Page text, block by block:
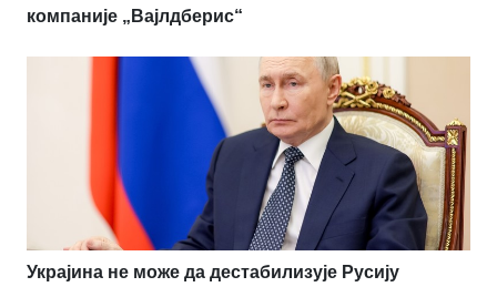
компаније „Вајлдберис“
Украјина не може да дестабилизује Русију